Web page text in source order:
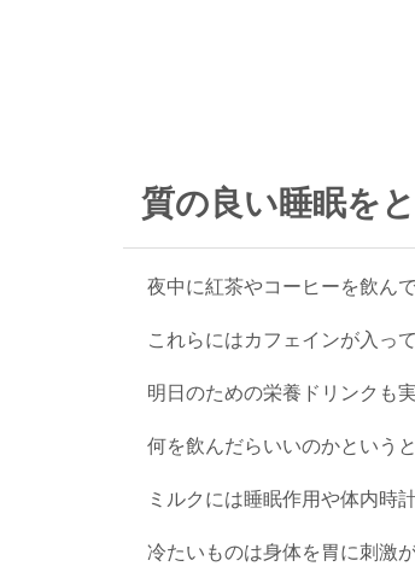
質の良い睡眠を
夜中に紅茶やコーヒーを飲ん
これらにはカフェインが入っ
明日のための栄養ドリンクも
何を飲んだらいいのかという
ミルクには睡眠作用や体内時
冷たいものは身体を胃に刺激